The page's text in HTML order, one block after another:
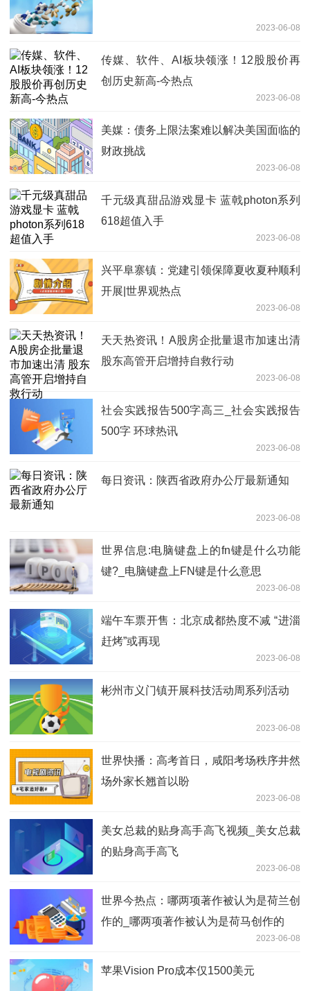
2023-06-08
传媒、软件、AI板块领涨！12股股价再
创历史新高-今热点
2023-06-08
美媒：债务上限法案难以解决美国面临的
财政挑战
2023-06-08
千元级真甜品游戏显卡 蓝戟photon系列
618超值入手
2023-06-08
兴平阜寨镇：党建引领保障夏收夏种顺利
开展|世界观热点
2023-06-08
天天热资讯！A股房企批量退市加速出清
股东高管开启增持自救行动
2023-06-08
社会实践报告500字高三_社会实践报告
500字 环球热讯
2023-06-08
每日资讯：陕西省政府办公厅最新通知
2023-06-08
世界信息:电脑键盘上的fn键是什么功能
键?_电脑键盘上FN键是什么意思
2023-06-08
端午车票开售：北京成都热度不减 “进淄
赶烤”或再现
2023-06-08
彬州市义门镇开展科技活动周系列活动
2023-06-08
世界快播：高考首日，咸阳考场秩序井然
场外家长翘首以盼
2023-06-08
美女总裁的贴身高手高飞视频_美女总裁
的贴身高手高飞
2023-06-08
世界今热点：哪两项著作被认为是荷兰创
作的_哪两项著作被认为是荷马创作的
2023-06-08
苹果Vision Pro成本仅1500美元